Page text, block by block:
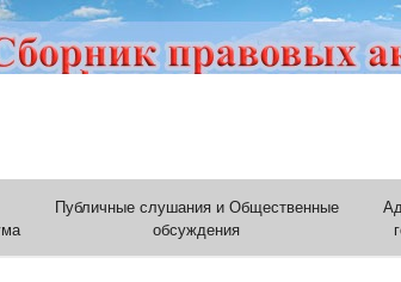
Публичные слушания и Общественные
обсуждения